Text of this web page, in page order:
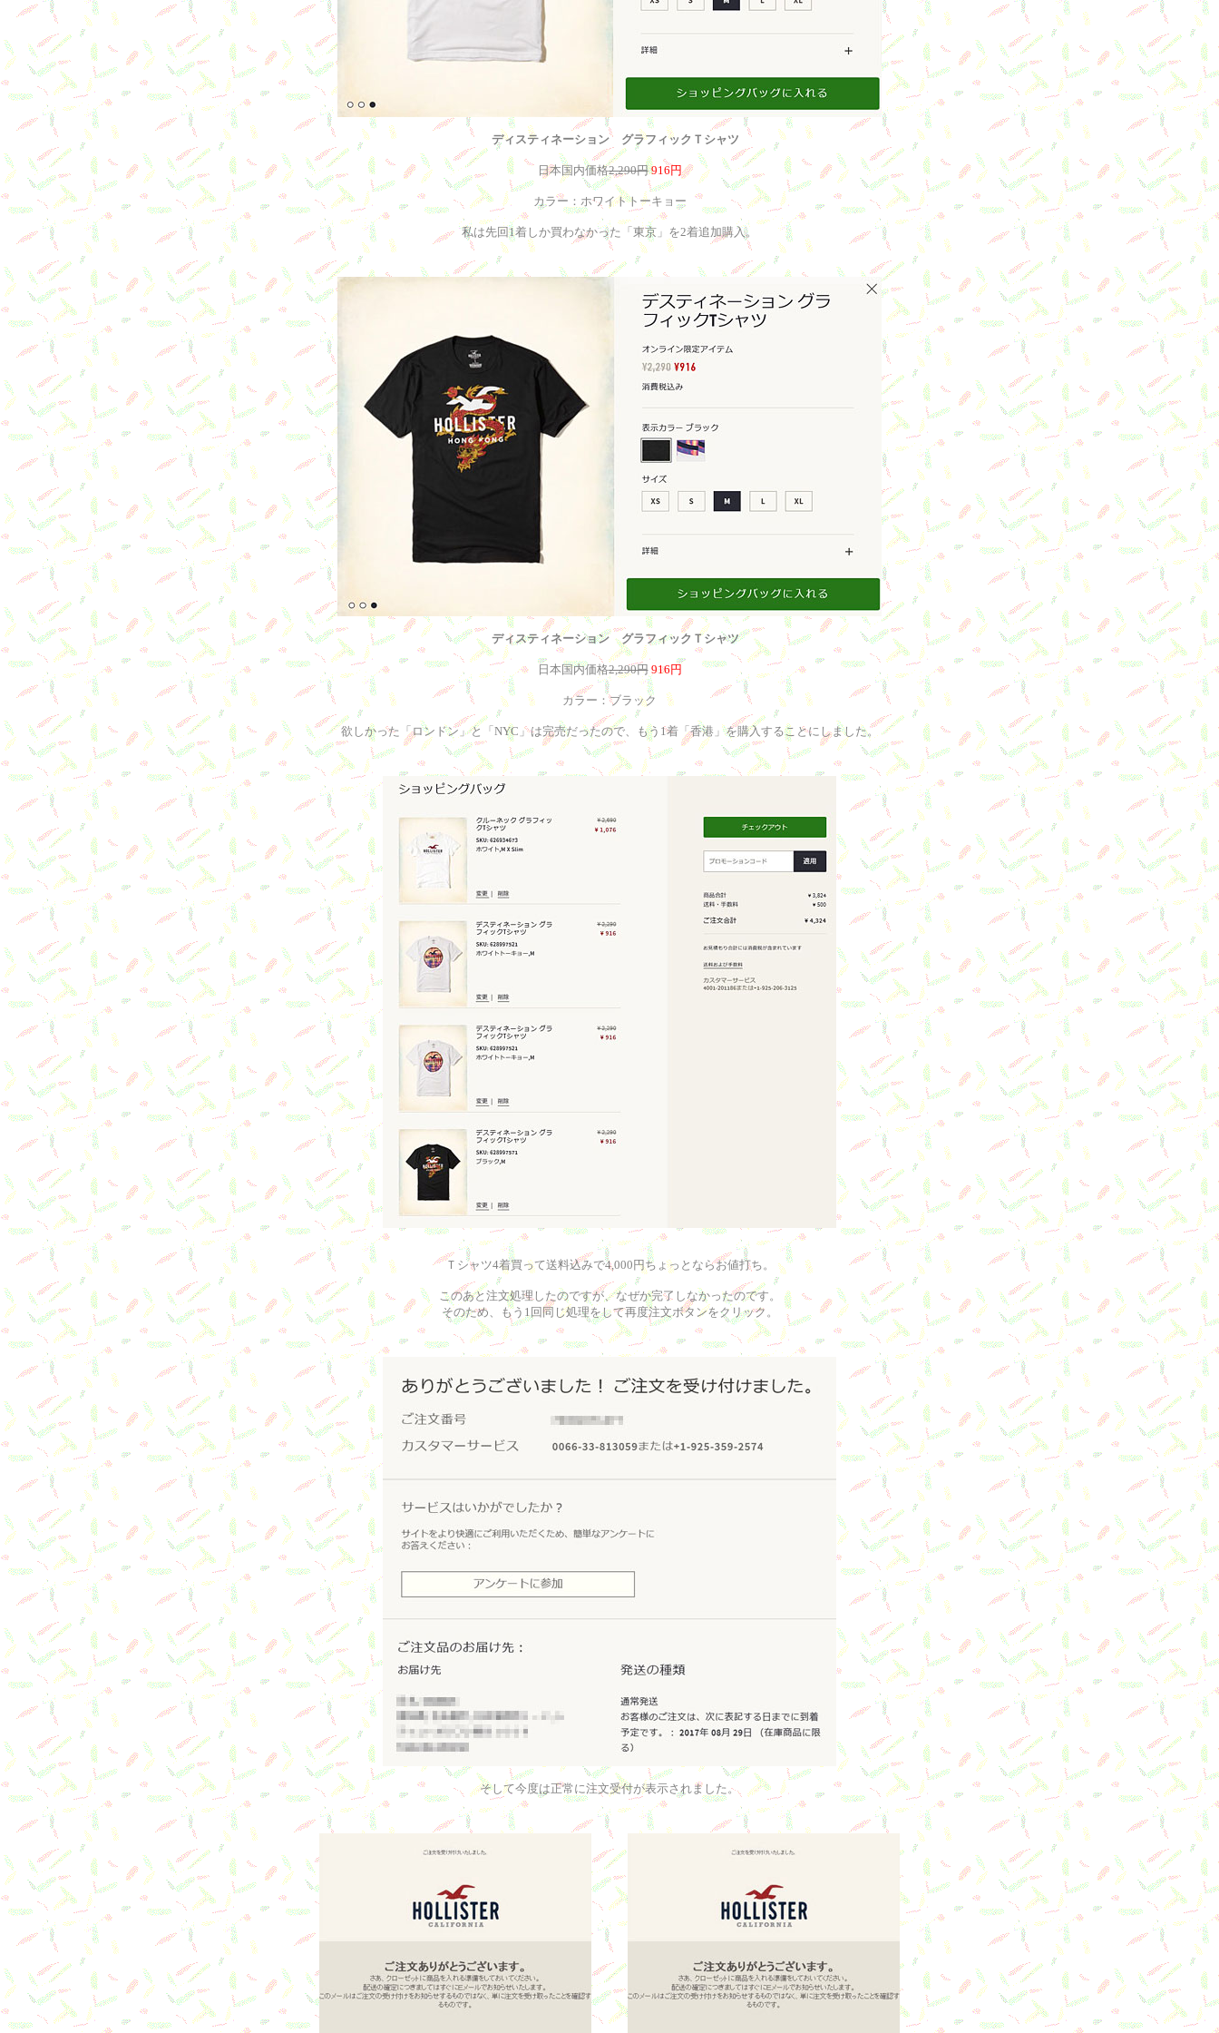
ディスティネーション グラフィックＴシャツ
日本国内価格2,290円 916円
カラー：ホワイトトーキョー
私は先回1着しか買わなかった「東京」を2着追加購入。
ディスティネーション グラフィックＴシャツ
日本国内価格2,290円 916円
カラー：ブラック
欲しかった「ロンドン」と「NYC」は完売だったので、もう1着「香港」を購入することにしました。
Ｔシャツ4着買って送料込みで4,000円ちょっとならお値打ち。
このあと注文処理したのですが、なぜか完了しなかったのです。
そのため、もう1回同じ処理をして再度注文ボタンをクリック。
そして今度は正常に注文受付が表示されました。